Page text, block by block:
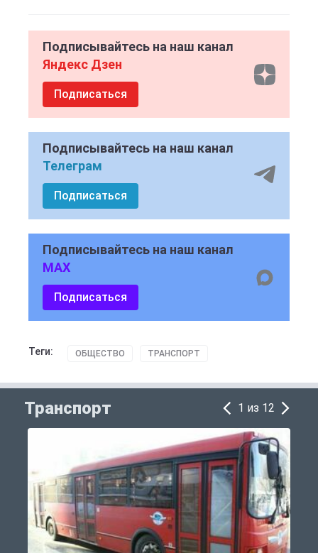
Подписывайтесь на наш канал
Яндекс Дзен
Подписаться
Подписывайтесь на наш канал
Телеграм
Подписаться
Подписывайтесь на наш канал
MAX
Подписаться
Теги: ОБЩЕСТВО ТРАНСПОРТ
Транспорт 1 из 12